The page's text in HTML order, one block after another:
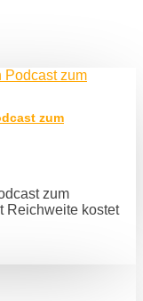
zum
zum
Reichweite kostet